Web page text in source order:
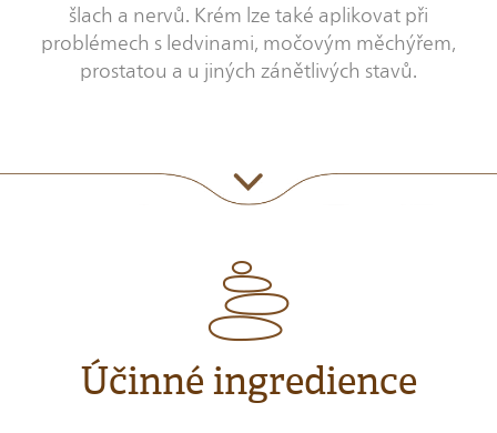
šlach a nervů. Krém lze také aplikovat při
problémech s ledvinami, močovým měchýřem,
prostatou a u jiných zánětlivých stavů.
Účinné ingredience